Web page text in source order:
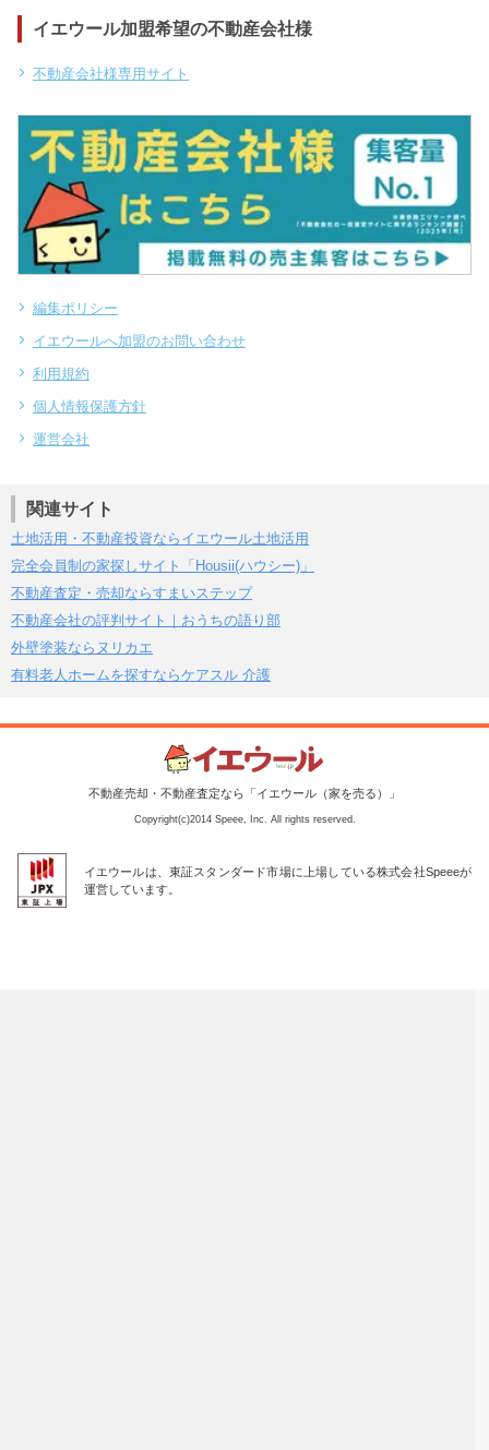
イエウール加盟希望の不動産会社様
不動産会社様専用サイト
編集ポリシー
イエウールへ加盟のお問い合わせ
利用規約
個人情報保護方針
運営会社
関連サイト
土地活用・不動産投資ならイエウール土地活用
完全会員制の家探しサイト「Housii(ハウシー)」
不動産査定・売却ならすまいステップ
不動産会社の評判サイト｜おうちの語り部
外壁塗装ならヌリカエ
有料老人ホームを探すならケアスル 介護
不動産売却・不動産査定なら「イエウール（家を売る）」
Copyright(c)2014 Speee, Inc. All rights reserved.
イエウールは、東証スタンダード市場に上場している株式会社Speeeが
運営しています。